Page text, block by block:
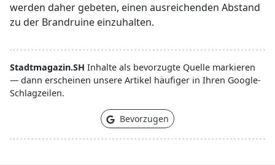
werden daher gebeten, einen ausreichenden Abstand
zu der Brandruine einzuhalten.
Stadtmagazin.SH Inhalte als bevorzugte Quelle markieren
— dann erscheinen unsere Artikel häufiger in Ihren Google-
Schlagzeilen.
Bevorzugen